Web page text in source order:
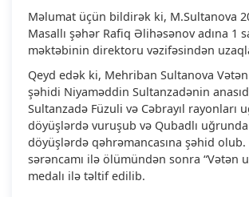
Məlumat üçün bildirək ki, M.Sultanova
Masallı şəhər Rafiq Əlihəsənov adına 1
məktəbinin direktoru vəzifəsindən
Qeyd edək ki, Mehriban Sultanova
şəhidi Niyaməddin Sultanzadənin
Sultanzadə Füzuli və Cəbrayıl rayonları
döyüşlərdə vuruşub və Qubadlı
döyüşlərdə qəhrəmancasına şəhid
sərəncamı ilə ölümündən sonra “Vətən
medalı ilə təltif edilib.